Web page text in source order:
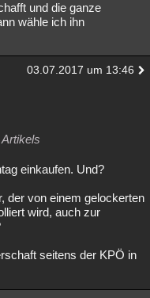
und die ganze
wähle ich ihn
03.07.2017 um 13:46
einkaufen. Und?
der von einem gelockerten
wird, auch zur
seitens der KPÖ in